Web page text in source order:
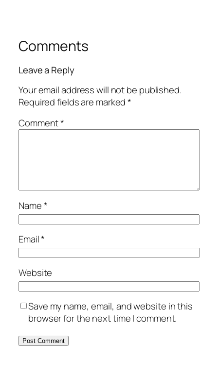
Comments
Leave a Reply
Your email address will not be published.
Required fields are marked*
Comment*
Name*
Email*
Website
Save my name, email, and website in this
browser for the next time I comment.